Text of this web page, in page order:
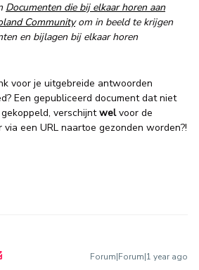
Documenten die bij elkaar horen aan
Communityom in beeld te krijgen
en bijlagen bij elkaar horen
voor je uitgebreide antwoorden
Een gepubliceerd document dat niet
verschijntwelvoor de
een URL naartoe gezonden worden?!
Forum|Forum|1 year ago